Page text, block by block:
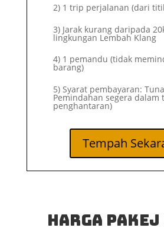
2) 1 trip perjalanan (dari
3) Jarak kurang daripada
lingkungan Lembah Klang
4) 1 pemandu (tidak
barang)
5) Syarat pembayaran:
Pemindahan segera dalam
penghantaran)
Tempah
Harga